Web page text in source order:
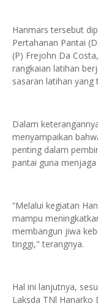
Hanmars tersebut
Pertahanan Pantai
(P) Frejohn Da
rangkaian latihan
sasaran latihan yang
Dalam
menyampaikan
penting dalam
pantai guna
“Melalui kegiatan
mampu
membangun jiwa
tinggi," terangnya.
Hal ini lanjutnya,
Laksda TNl Hanarko